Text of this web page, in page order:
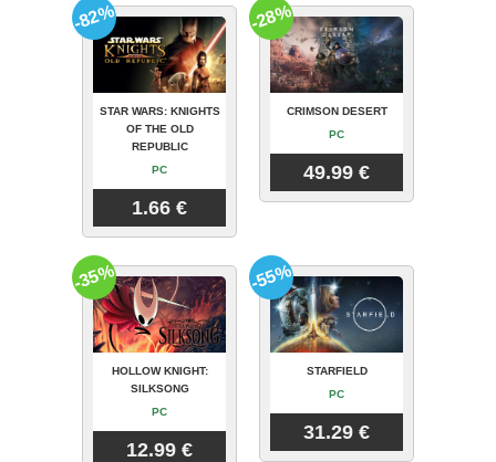
STAR WARS: KNIGHTS
OF THE OLD
REPUBLIC
PC
1.66 €
-82%
CRIMSON DESERT
PC
49.99 €
-28%
HOLLOW KNIGHT:
SILKSONG
PC
12.99 €
-35%
STARFIELD
PC
31.29 €
-55%